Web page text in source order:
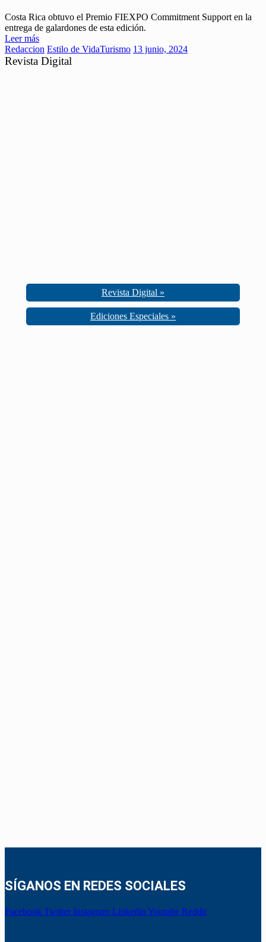
Costa Rica obtuvo el Premio FIEXPO Commitment Support en la
entrega de galardones de esta edición.
Leer más
Redaccion Estilo de VidaTurismo 13 junio, 2024
Revista Digital
Revista Digital »
Ediciones Especiales »
SÍGANOS EN REDES SOCIALES
Facebook Twitter Instagram Linkedin Youtube Reddit